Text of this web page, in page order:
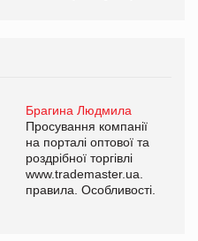
Брагина Людмила
Просування компанії
на порталі оптової та
роздрібної торгівлі
www.trademaster.ua.
правила. Особливості.